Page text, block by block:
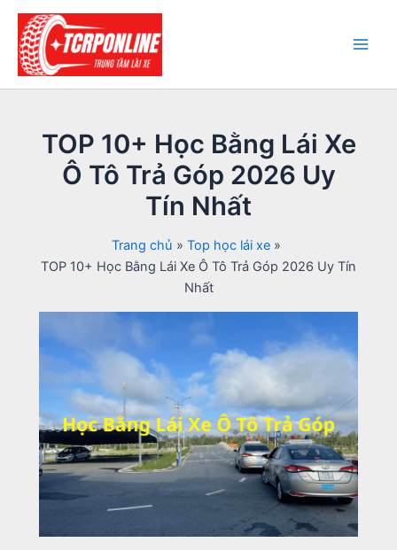
Nhảy
dung
TOP 10+ Học Bằng Lái Xe
Ô Tô Trả Góp 2026 Uy
Tín Nhất
Trang chủ
Top học lái xe
TOP 10+ Học Bằng Lái Xe Ô Tô Trả Góp 2026 Uy Tín
Nhất